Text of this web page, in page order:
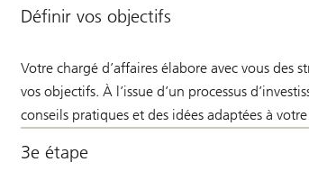
Définir vos objectifs
Votre chargé d’affaires élabore avec vous des
vos objectifs. À l’issue d’un processus
conseils pratiques et des idées adaptées à
3e étape